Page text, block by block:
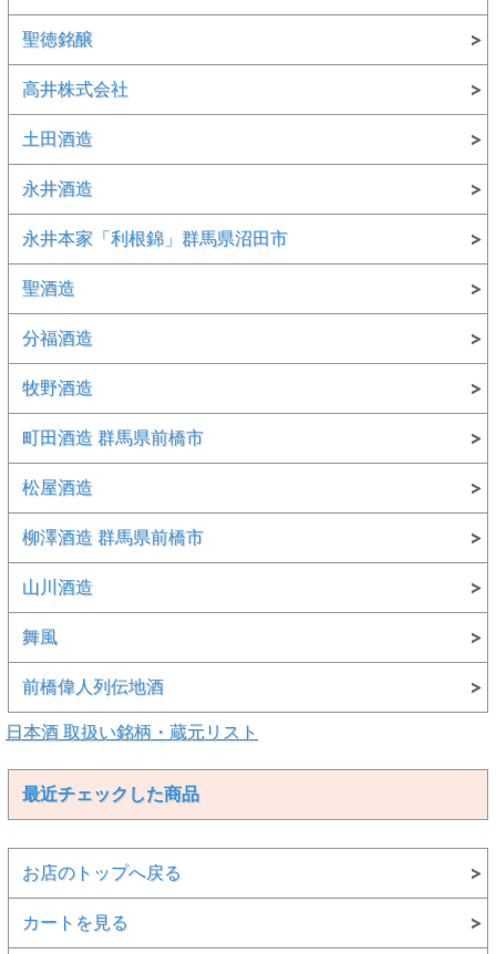
聖徳銘醸
高井株式会社
土田酒造
永井酒造
永井本家「利根錦」群馬県沼田市
聖酒造
分福酒造
牧野酒造
町田酒造 群馬県前橋市
松屋酒造
柳澤酒造 群馬県前橋市
山川酒造
舞風
前橋偉人列伝地酒
日本酒 取扱い銘柄・蔵元リスト
最近チェックした商品
お店のトップへ戻る
カートを見る